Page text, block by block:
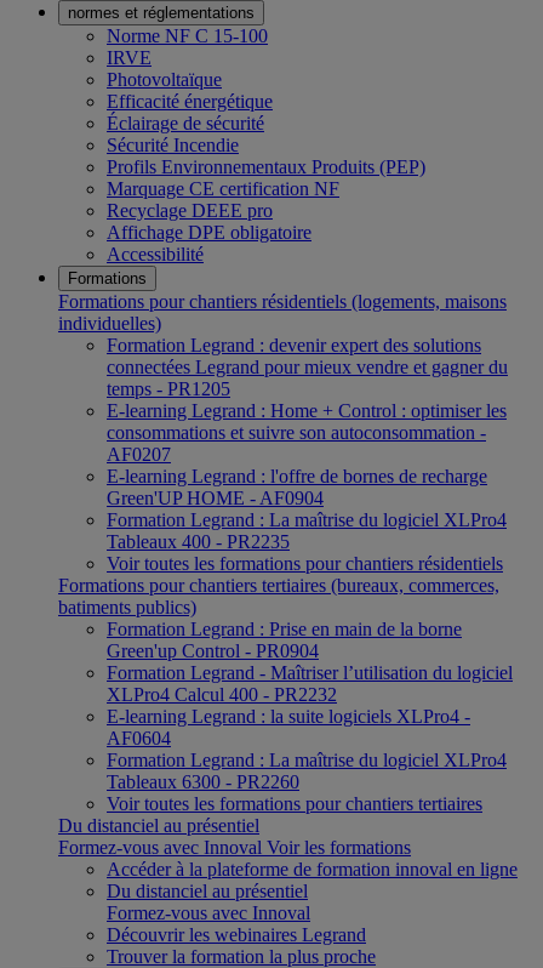
normes et réglementations
Norme NF C 15-100
IRVE
Photovoltaïque
Efficacité énergétique
Éclairage de sécurité
Sécurité Incendie
Profils Environnementaux Produits (PEP)
Marquage CE certification NF
Recyclage DEEE pro
Affichage DPE obligatoire
Accessibilité
Formations
Formations pour chantiers résidentiels (logements, maisons
individuelles)
Formation Legrand : devenir expert des solutions
connectées Legrand pour mieux vendre et gagner du
temps - PR1205
E-learning Legrand : Home + Control : optimiser les
consommations et suivre son autoconsommation -
AF0207
E-learning Legrand : l'offre de bornes de recharge
Green'UP HOME - AF0904
Formation Legrand : La maîtrise du logiciel XLPro4
Tableaux 400 - PR2235
Voir toutes les formations pour chantiers résidentiels
Formations pour chantiers tertiaires (bureaux, commerces,
batiments publics)
Formation Legrand : Prise en main de la borne
Green'up Control - PR0904
Formation Legrand - Maîtriser l’utilisation du logiciel
XLPro4 Calcul 400 - PR2232
E-learning Legrand : la suite logiciels XLPro4 -
AF0604
Formation Legrand : La maîtrise du logiciel XLPro4
Tableaux 6300 - PR2260
Voir toutes les formations pour chantiers tertiaires
Du distanciel au présentiel
Formez-vous avec Innoval Voir les formations
Accéder à la plateforme de formation innoval en ligne
Du distanciel au présentiel
Formez-vous avec Innoval
Découvrir les webinaires Legrand
Trouver la formation la plus proche